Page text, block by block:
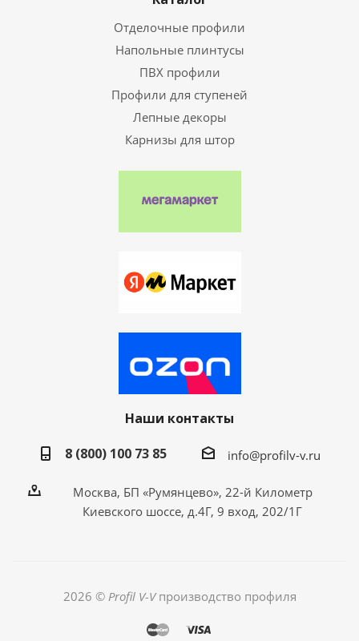
Отделочные профили
Напольные плинтусы
ПВХ профили
Профили для ступеней
Лепные декоры
Карнизы для штор
Наши контакты
8 (800) 100 73 85
info@profilv-v.ru
Москва, БП «Румянцево», 22-й Километр
Киевского шоссе, д.4Г, 9 вход, 202/1Г
2026 © Profil V-Vпроизводство профиля